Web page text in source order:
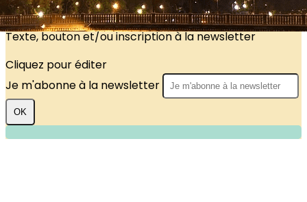
Cliquez pour éditer
Texte, bouton et/ou inscription à la newsletter
Cliquez pour éditer
Je m'abonne à la newsletter
OK